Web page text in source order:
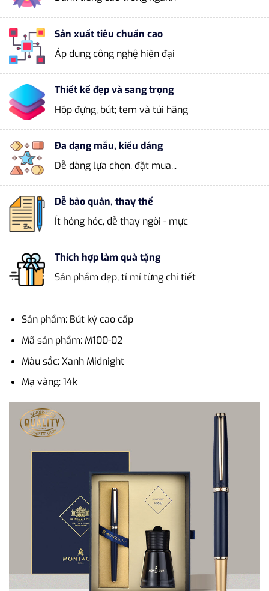
Sản xuất tiêu chuẩn cao
Áp dụng công nghệ hiện đại
Thiết kế đẹp và sang trọng
Hộp đựng, bút; tem và túi hãng
Đa dạng mẫu, kiểu dáng
Dễ dàng lựa chọn, đặt mua...
Dễ bảo quản, thay thế
Ít hỏng hóc, dễ thay ngòi - mực
Thích hợp làm quà tặng
Sản phẩm đẹp, tỉ mỉ từng chi tiết
Sản phẩm: Bút ký cao cấp
Mã sản phẩm: M100-02
Màu sắc: Xanh Midnight
Mạ vàng: 14k